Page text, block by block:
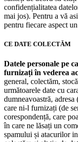
confidențialitatea
mai jos). Pentru a vă
pentru fiecare aspect
CE DATE COLECTĂM
Datele personale pe
furnizați în vederea
general, colectăm,
următoarele date cu
dumneavoastră,
care ni-l furnizați (de
corespondență, care
în care ne lăsați un
spamului și atacurilor